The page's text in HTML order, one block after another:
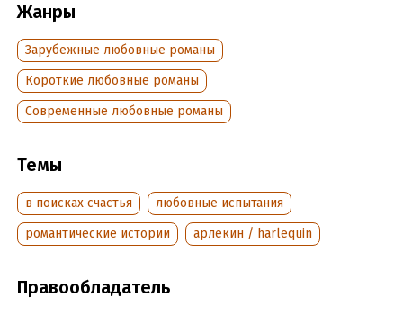
Жанры
Зарубежные любовные романы
Короткие любовные романы
Современные любовные романы
Темы
в поисках счастья
любовные испытания
романтические истории
арлекин / harlequin
Правообладатель